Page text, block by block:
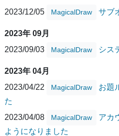
2023/12/05
MagicalDraw サブ
2023年 09月
2023/09/03
MagicalDraw シス
2023年 04月
2023/04/22
MagicalDraw
お題
た
2023/04/08
MagicalDraw
アカ
ようになりました